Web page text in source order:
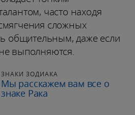
часто находя
сложных
общительным, даже если
выполняются.
ЗНАКИ ЗОДИАКА
Мы расскажем вам все о
знаке Рака